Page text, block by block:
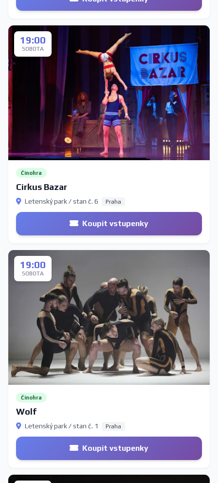
19:00
SOBOTA
Činohra
Cirkus Bazar
Letenský park / stan č. 6 Praha
Koupit vstupenky
19:00
SOBOTA
Činohra
Wolf
Letenský park / stan č. 1 Praha
Koupit vstupenky